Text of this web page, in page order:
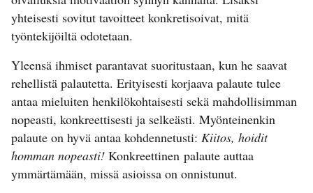
yhteisesti sovitut tavoitteet konkretisoivat, mitä
työntekijöiltä odotetaan.
Yleensä ihmiset parantavat suoritustaan, kun he saavat
rehellistä palautetta. Erityisesti korjaava palaute tulee
antaa mieluiten henkilökohtaisesti sekä mahdollisimman
nopeasti, konkreettisesti ja selkeästi. Myönteinenkin
palaute on hyvä antaa kohdennetusti: Kiitos, hoidit
homman nopeasti! Konkreettinen palaute auttaa
ymmärtämään, missä asioissa on onnistunut.